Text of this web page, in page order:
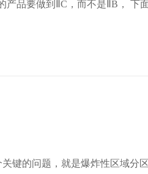
键的问题，就是爆炸性区域分